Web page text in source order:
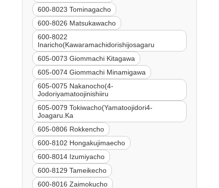
600-8023 Tominagacho
600-8026 Matsukawacho
600-8022
Inaricho(Kawaramachidorishijosagaru
605-0073 Giommachi Kitagawa
605-0074 Giommachi Minamigawa
605-0075 Nakanocho(4-
Jodoriyamatoojinishiiru
605-0079 Tokiwacho(Yamatoojidori4-
Joagaru.Ka
605-0806 Rokkencho
600-8102 Hongakujimaecho
600-8014 Izumiyacho
600-8129 Tameikecho
600-8016 Zaimokucho